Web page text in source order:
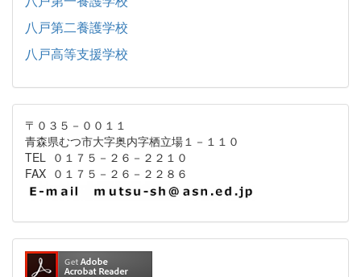
八戸第二養護学校
八戸高等支援学校
〒０３５－００１１
青森県むつ市大字奥内字栖立場１－１１０
TEL ０１７５－２６－２２１０
FAX ０１７５－２６－２２８６